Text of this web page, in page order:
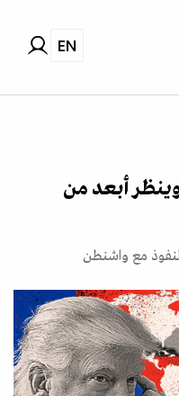
EN
أبعد من
مع واشنطن